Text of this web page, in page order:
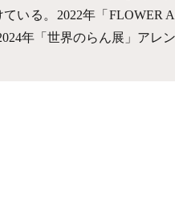
る。2022年「FLOWER
年「世界のらん展」アレ